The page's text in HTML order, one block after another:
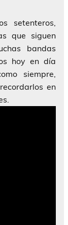
setenteros,
que siguen
bandas
hoy en día
siempre,
en